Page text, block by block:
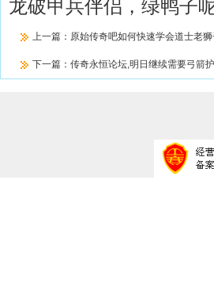
龙破甲兵伴侣，绿鸭子
上一篇： 原始传奇吧如何快速学会道士老
下一篇： 传奇永恒论坛,明日继续需要弓箭